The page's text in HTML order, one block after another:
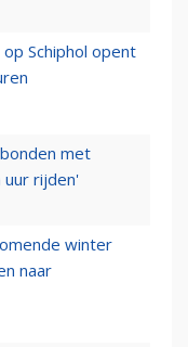
Schiphol opent
met
uur rijden'
winter
naar